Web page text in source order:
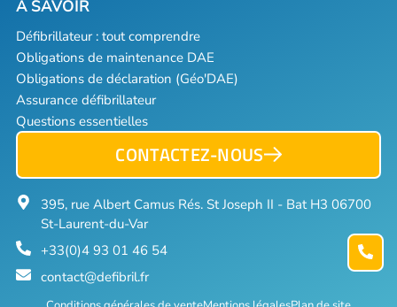
Défibrillateur : tout comprendre
Obligations de maintenance DAE
Obligations de déclaration (Géo'DAE)
Assurance défibrillateur
Questions essentielles
CONTACTEZ-NOUS
395, rue Albert Camus Rés. St Joseph II - Bat H3 06700
St-Laurent-du-Var
+33(0)4 93 01 46 54
contact@defibril.fr